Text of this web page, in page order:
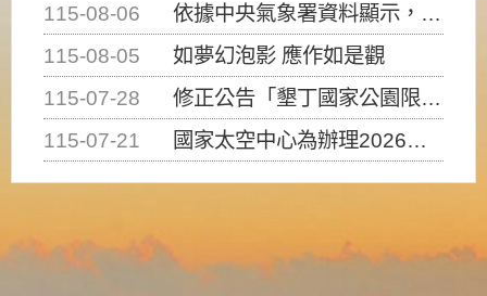
115-08-06
依據中央氣象署資料顯示，白海豚颱風持續接近臺灣，請密切注意動向及早完成防災應變準備
115-08-05
如夢幻泡影 應作如是觀
115-07-28
修正公告「墾丁國家公園限制水域遊憩活動之種類、範圍、時間及行為」，自即日生效。
115-07-21
國家太空中心為辦理2026台灣盃火箭競賽，陸、海、空域警戒及協調相關事宜，因颱風備案事宜